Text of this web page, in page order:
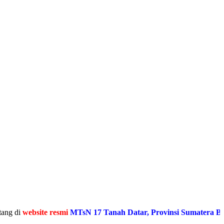
resmi MTsN 17 Tanah Datar, Provinsi Sumatera Barat